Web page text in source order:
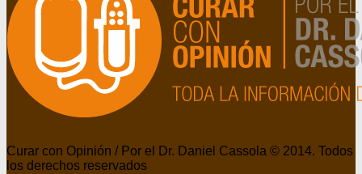
Curar con Opinión / Por el Dr. Daniel Cassola © 2014. Todos
los derechos reservados